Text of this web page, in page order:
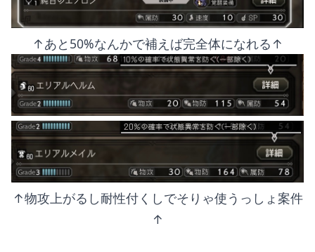
↑あと50%なんかで補えば完全体になれる↑
↑物攻上がるし耐性付くしでそりゃ使うっしょ案件
↑